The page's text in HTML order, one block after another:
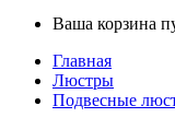
Ваша корзина
Главная
Люстры
Подвесные